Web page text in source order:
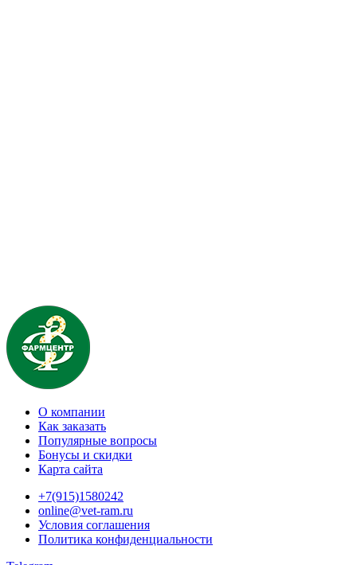
О компании
Как заказать
Популярные вопросы
Бонусы и скидки
Карта сайта
+7(915)1580242
online@vet-ram.ru
Условия соглашения
Политика конфиденциальности